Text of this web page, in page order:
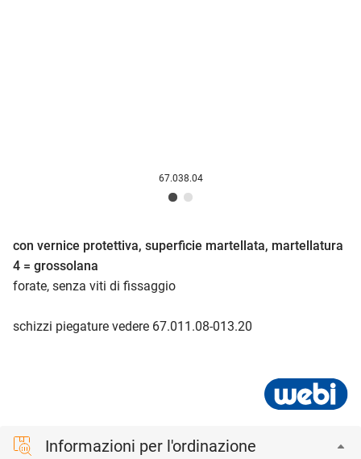
67.038.04
con vernice protettiva, superficie martellata, martellatura
4 = grossolana
forate, senza viti di fissaggio
schizzi piegature vedere 67.011.08-013.20
Informazioni per l'ordinazione